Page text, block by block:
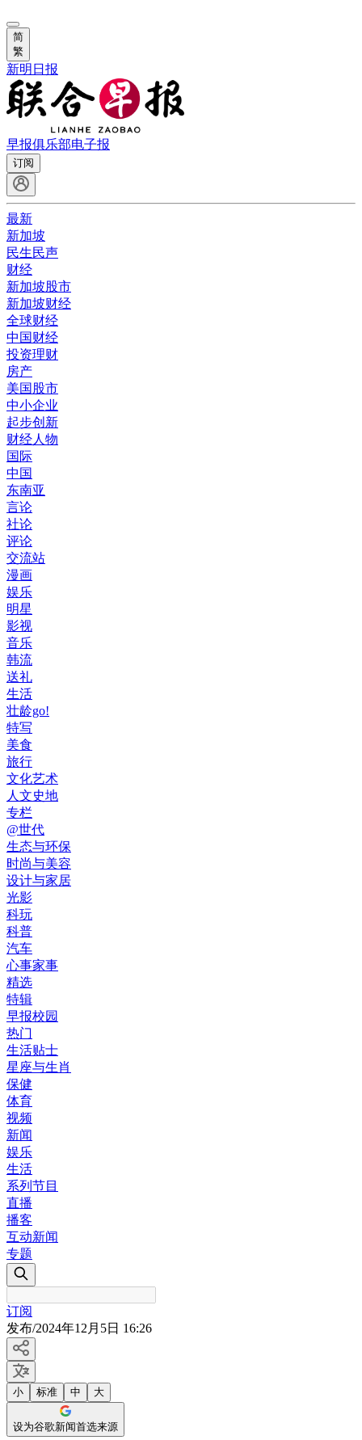
简
繁
新明日报
早报俱乐部电子报
订阅
最新
新加坡
民生民声
财经
新加坡股市
新加坡财经
全球财经
中国财经
投资理财
房产
美国股市
中小企业
起步创新
财经人物
国际
中国
东南亚
言论
社论
评论
交流站
漫画
娱乐
明星
影视
音乐
韩流
送礼
生活
壮龄go!
特写
美食
旅行
文化艺术
人文史地
专栏
@世代
生态与环保
时尚与美容
设计与家居
光影
科玩
科普
汽车
心事家事
精选
特辑
早报校园
热门
生活贴士
星座与生肖
保健
体育
视频
新闻
娱乐
生活
系列节目
直播
播客
互动新闻
专题
订阅
发布/2024年12月5日 16:26
小 标准 中 大
设为谷歌新闻首选来源